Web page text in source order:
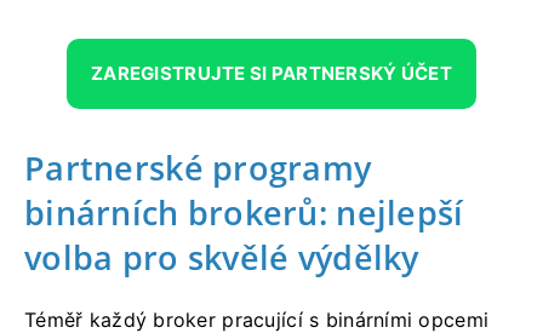
ZAREGISTRUJTE SI PARTNERSKÝ ÚČET
Partnerské programy
binárních brokerů: nejlepší
volba pro skvělé výdělky
Téměř každý broker pracující s binárními opcemi